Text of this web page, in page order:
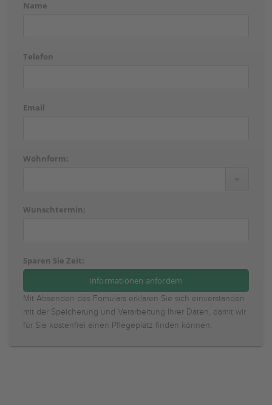
Name
Telefon
Email
Wohnform:
Wunschtermin:
Sparen Sie Zeit:
Mit Absenden des Fomulars erklären Sie sich einverstanden
mit der Speicherung und Verarbeitung Ihrer Daten, damit wir
für Sie kostenfrei einen Pflegeplatz finden können.